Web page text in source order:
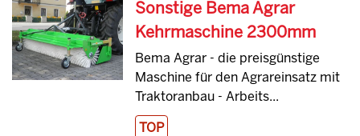
Sonstige Bema Agrar
Kehrmaschine 2300mm
Bema Agrar - die preisgünstige
Maschine für den Agrareinsatz mit
Traktoranbau - Arbeits...
TOP